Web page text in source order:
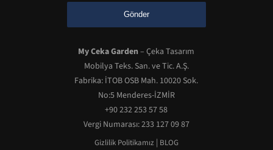
My Ceka Garden – Çeka Tasarım
Mobilya Teks. San. ve Tic. A.Ş.
Fabrika: İTOB OSB Mah. 10020 Sok.
No:5 Menderes-İZMİR
+90 232 253 57 58
Vergi Numarası: 233 127 09 87
Gizlilik Politikamız | BLOG